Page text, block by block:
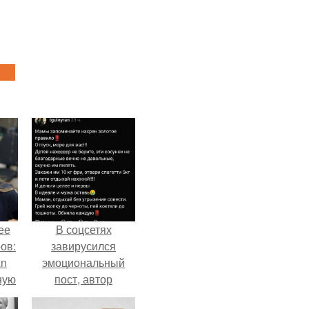
В соцсетях
завирусился
эмоциональный
пост, автор
которого призвала